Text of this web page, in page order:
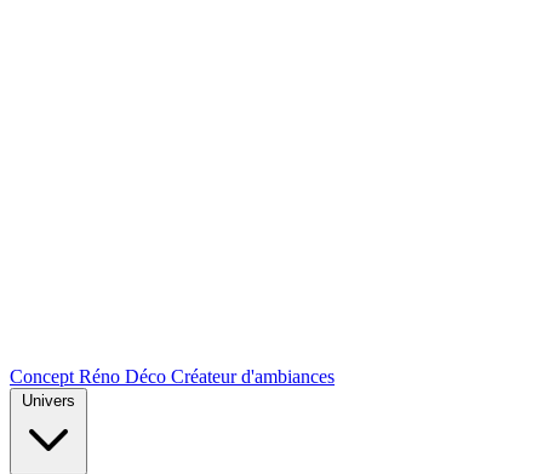
Concept Réno Déco Créateur d'ambiances